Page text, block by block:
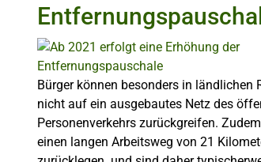
Bürger können besonders in ländlichen
nicht auf ein ausgebautes Netz des
Personenverkehrs zurückgreifen.
einen langen Arbeitsweg von 21